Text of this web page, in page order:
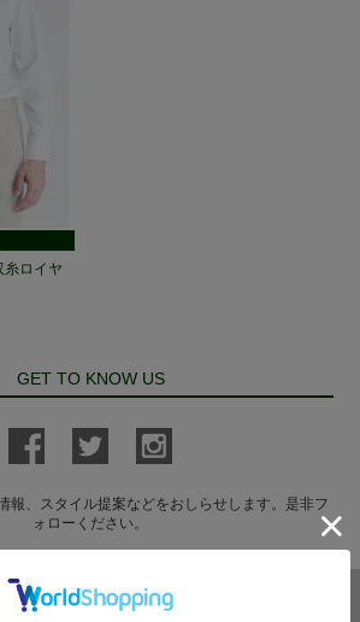
ロイヤ
GET TO KNOW US
報、スタイル提案などをおしらせします。是非フ
ォローください。